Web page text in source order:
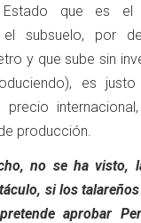
que es el
el subsuelo, por
y que sube sin
es
precio
producción.
no se ha visto,
si los
aprobar